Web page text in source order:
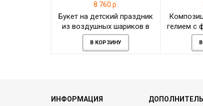
8 760 р.
Букет на детский праздник
из воздушных шариков в
нежных оттенках
В КОРЗИНУ
гелием с
ИНФОРМАЦИЯ